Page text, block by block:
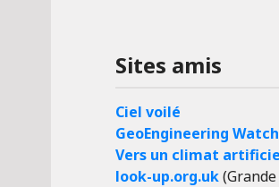
Sites amis
Ciel voilé
GeoEngineering Watch
Vers un climat
look-up.org.uk